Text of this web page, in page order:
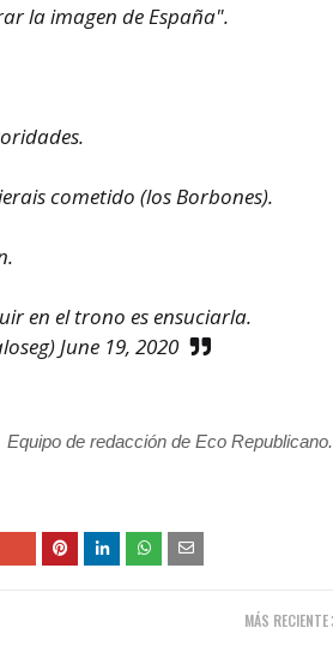
la imagen de España".
cometido (los Borbones).
en el trono es ensuciarla.
June 19, 2020
Equipo de redacción de Eco Republicano.
MÁS RECIENTE